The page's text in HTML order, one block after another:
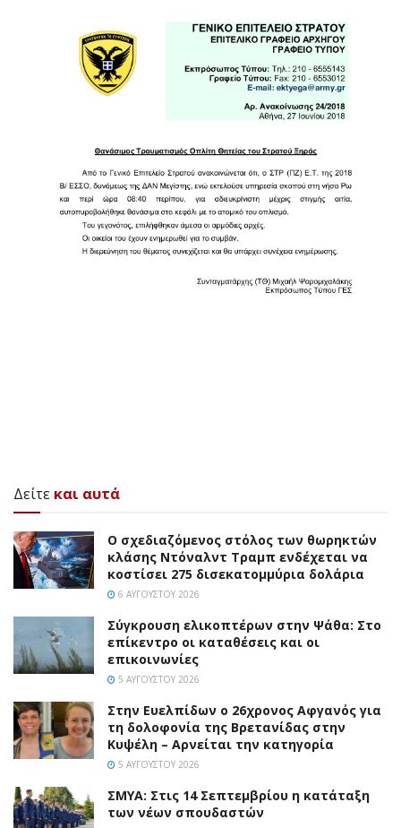
Δείτε και αυτά
Ο σχεδιαζόμενος στόλος των θωρηκτών
κλάσης Ντόναλντ Τραμπ ενδέχεται να
κοστίσει 275 δισεκατομμύρια δολάρια
6 ΑΥΓΟΎΣΤΟΥ 2026
Σύγκρουση ελικοπτέρων στην Ψάθα: Στο
επίκεντρο οι καταθέσεις και οι
επικοινωνίες
5 ΑΥΓΟΎΣΤΟΥ 2026
Στην Ευελπίδων ο 26χρονος Αφγανός για
τη δολοφονία της Βρετανίδας στην
Κυψέλη – Αρνείται την κατηγορία
5 ΑΥΓΟΎΣΤΟΥ 2026
ΣΜΥΑ: Στις 14 Σεπτεμβρίου η κατάταξη
των νέων σπουδαστών